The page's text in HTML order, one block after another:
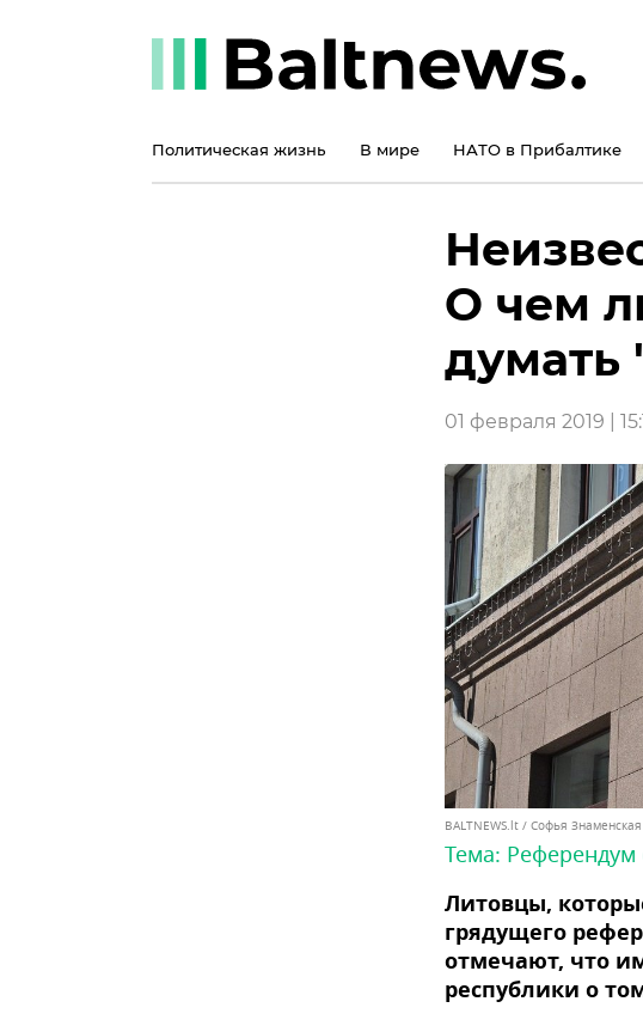
Политическая жизнь В мире НАТО в Прибалтике
О чем
думать
01 февраля 2019 |
BALTNEWS.lt / Софья Знаменская
Тема: Референдум
Литовцы,
грядущего
отмечают, что
республики о